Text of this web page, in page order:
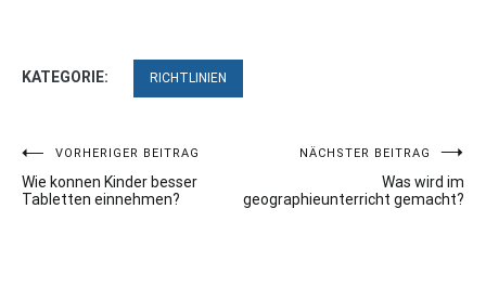
KATEGORIE: RICHTLINIEN
Beitragsnavigation
VORHERIGER BEITRAG
Wie konnen Kinder besser
Tabletten einnehmen?
NÄCHSTER BEITRAG
Was wird im
geographieunterricht gemacht?